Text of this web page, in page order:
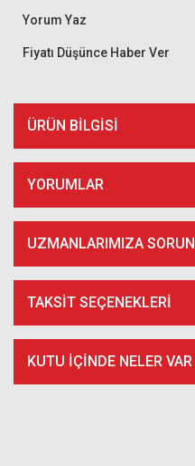
Yorum Yaz
Fiyatı Düşünce Haber Ver
ÜRÜN BILGISI
YORUMLAR
UZMANLARIMIZA SORUN
TAKSIT SEÇENEKLERI
KUTU İÇİNDE NELER VAR